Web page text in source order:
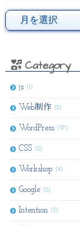
Category
js (1)
Web制作 (2)
WordPress (37)
CSS (2)
Workshop (4)
Google (2)
Intention (5)